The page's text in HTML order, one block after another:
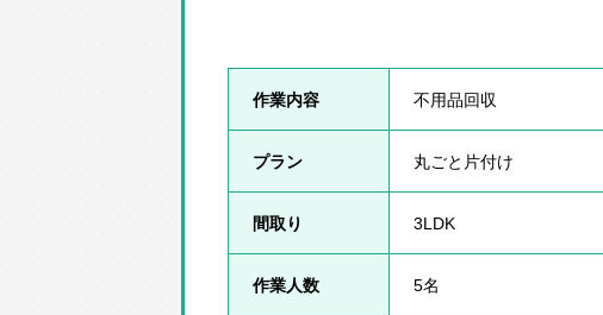
作業内容 不用品回収
プラン 丸ごと片付け
間取り 3LDK
作業人数 5名